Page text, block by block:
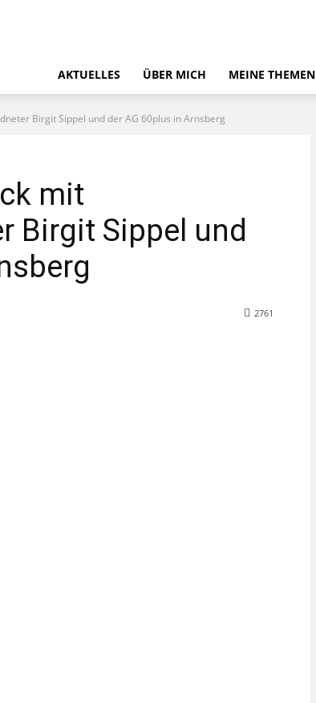
AKTUELLES ÜBER MICH MEINE THEMEN
Birgit Sippel und der AG 60plus in Arnsberg
mit
Birgit Sippel und
2761